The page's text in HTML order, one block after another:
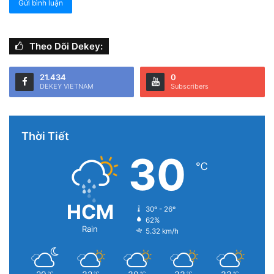
Theo Dõi Dekey:
21.434
DEKEY VIETNAM
0
Subscribers
Thời Tiết
HCM
Rain
30 ℃
30º - 26º
62%
5.32 km/h